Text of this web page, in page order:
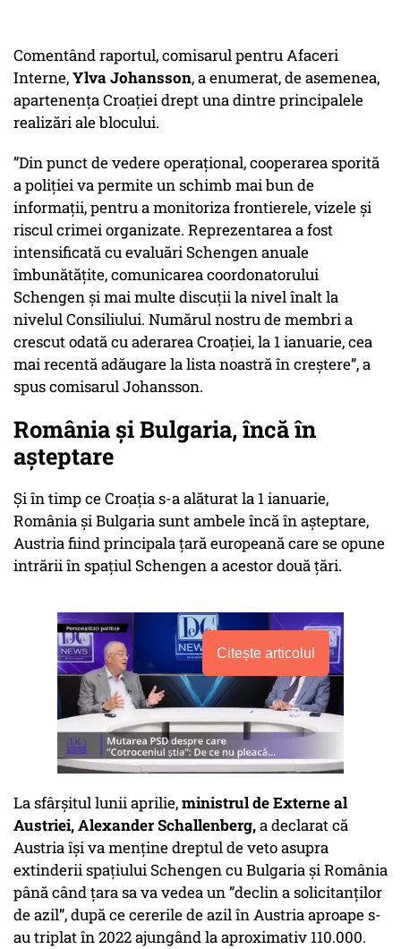
Comentând raportul, comisarul pentru Afaceri
Interne,Ylva Johansson, a enumerat, de asemenea,
apartenența Croației drept una dintre principalele
realizări ale blocului.
”Din punct de vedere operațional, cooperarea sporită
a poliției va permite un schimb mai bun de
informații, pentru a monitoriza frontierele, vizele și
riscul crimei organizate. Reprezentarea a fost
intensificată cu evaluări Schengen anuale
îmbunătățite, comunicarea coordonatorului
Schengen și mai multe discuții la nivel înalt la
nivelul Consiliului. Numărul nostru de membri a
crescut odată cu aderarea Croației, la 1 ianuarie, cea
mai recentă adăugare la lista noastră în creștere”, a
spus comisarul Johansson.
România și Bulgaria, încă în
așteptare
Și în timp ce Croația s-a alăturat la 1 ianuarie,
România și Bulgaria sunt ambele încă în așteptare,
Austria fiind principala țară europeană care se opune
intrării în spațiul Schengen a acestor două țări.
Citește articolul
La sfârșitul lunii aprilie,ministrul de Externe al
Austriei, Alexander Schallenberg,a declarat că
Austria își va menține dreptul de veto asupra
extinderii spațiului Schengen cu Bulgaria și România
până când țara sa va vedea un ”declin a solicitanților
de azil”, după ce cererile de azil în Austria aproape s-
au triplat în 2022 ajungând la aproximativ 110.000.